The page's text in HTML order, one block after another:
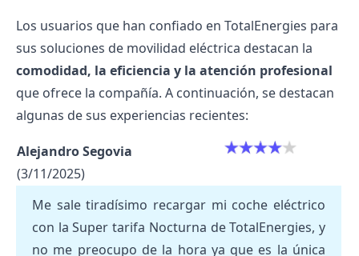
Los usuarios que han confiado en TotalEnergies para
sus soluciones de movilidad eléctrica destacan la
comodidad, la eficiencia y la atención profesional
que ofrece la compañía. A continuación, se destacan
algunas de sus experiencias recientes:
Alejandro Segovia
(3/11/2025)
Me sale tiradísimo recargar mi coche eléctrico
con la Super tarifa Nocturna de TotalEnergies, y
no me preocupo de la hora ya que es la única